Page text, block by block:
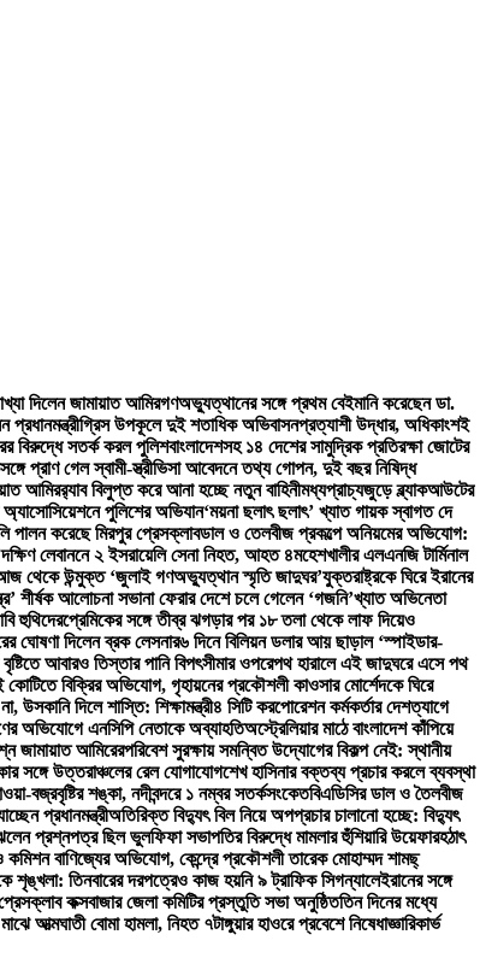
দিলেন জামায়াত আমিরগণঅভ্যুত্থানের সঙ্গে প্রথম বেইমানি করেছেন ডা.
গ্রিস উপকূলে দুই শতাধিক অভিবাসনপ্রত্যাশী উদ্ধার, অধিকাংশই
বিরুদ্ধে সতর্ক করল পুলিশবাংলাদেশসহ ১৪ দেশের সামুদ্রিক প্রতিরক্ষা জোটের
প্রাণ গেল স্বামী-স্ত্রীভিসা আবেদনে তথ্য গোপন, দুই বছর নিষিদ্ধ
আমিরর‍্যাব বিলুপ্ত করে আনা হচ্ছে নতুন বাহিনীমধ্যপ্রাচ্যজুড়ে ব্ল্যাকআউটের
অ্যাসোসিয়েশনে পুলিশের অভিযান‘ময়না ছলাৎ ছলাৎ’ খ্যাত গায়ক স্বাগত দে
করেছে মিরপুর প্রেসক্লাবডাল ও তেলবীজ প্রকল্পে অনিয়মের অভিযোগ:
দক্ষিণ লেবাননে ২ ইসরায়েলি সেনা নিহত, আহত ৪মহেশখালীর এলএনজি টার্মিনাল
থেকে উন্মুক্ত ‘জুলাই গণঅভ্যুত্থান স্মৃতি জাদুঘর’যুক্তরাষ্ট্রকে ঘিরে ইরানের
শীর্ষক আলোচনা সভানা ফেরার দেশে চলে গেলেন ‘গজনি’খ্যাত অভিনেতা
হুথিদেরপ্রেমিকের সঙ্গে তীব্র ঝগড়ার পর ১৮ তলা থেকে লাফ দিয়েও
ঘোষণা দিলেন ব্রক লেসনার৬ দিনে বিলিয়ন ডলার আয় ছাড়াল ‘স্পাইডার-
বৃষ্টিতে আবারও তিস্তার পানি বিপৎসীমার ওপরেপথ হারালে এই জাদুঘরে এসে পথ
বিক্রির অভিযোগ, গৃহায়নের প্রকৌশলী কাওসার মোর্শেদকে ঘিরে
উসকানি দিলে শাস্তি: শিক্ষামন্ত্রী৪ সিটি করপোরেশন কর্মকর্তার দেশত্যাগে
অভিযোগে এনসিপি নেতাকে অব্যাহতিঅস্ট্রেলিয়ার মাঠে বাংলাদেশ কাঁপিয়ে
জামায়াত আমিরেরপরিবেশ সুরক্ষায় সমন্বিত উদ্যোগের বিকল্প নেই: স্থানীয়
সঙ্গে উত্তরাঞ্চলের রেল যোগাযোগশেখ হাসিনার বক্তব্য প্রচার করলে ব্যবস্থা
বজ্রবৃষ্টির শঙ্কা, নদীবন্দরে ১ নম্বর সতর্কসংকেতবিএডিসির ডাল ও তৈলবীজ
প্রধানমন্ত্রীঅতিরিক্ত বিদ্যুৎ বিল নিয়ে অপপ্রচার চালানো হচ্ছে: বিদ্যুৎ
বুঝলেন প্রশ্নপত্র ছিল ভুলফিফা সভাপতির বিরুদ্ধে মামলার হুঁশিয়ারি উয়েফারহঠাৎ
কমিশন বাণিজ্যের অভিযোগ, কেন্দ্রে প্রকৌশলী তারেক মোহাম্মদ শামছ্
শৃঙ্খলা: তিনবারের দরপত্রেও কাজ হয়নি ৯ ট্রাফিক সিগন্যালেইরানের সঙ্গে
কক্সবাজার জেলা কমিটির প্রস্তুতি সভা অনুষ্ঠিততিন দিনের মধ্যে
আত্মঘাতী বোমা হামলা, নিহত ৭টাঙ্গুয়ার হাওরে প্রবেশে নিষেধাজ্ঞারিকার্ভ